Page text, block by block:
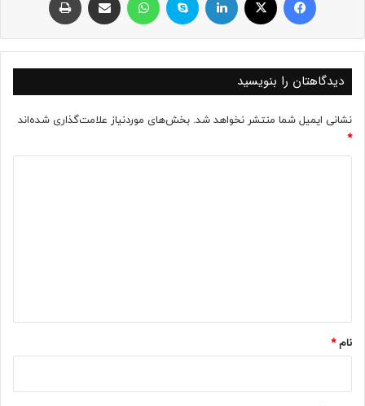
دیدگاهتان را بنویسید
نشانی ایمیل شما منتشر نخواهد شد. بخش‌های موردنیاز علامت‌گذاری شده‌اند
*
نام*